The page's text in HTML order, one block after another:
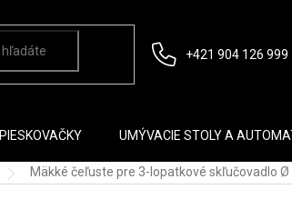
+421 904 126 999
PIESKOVAČKY UMÝVACIE STOLY A
Mäkké čeľuste pre 3-lopatkové skľučovadlo